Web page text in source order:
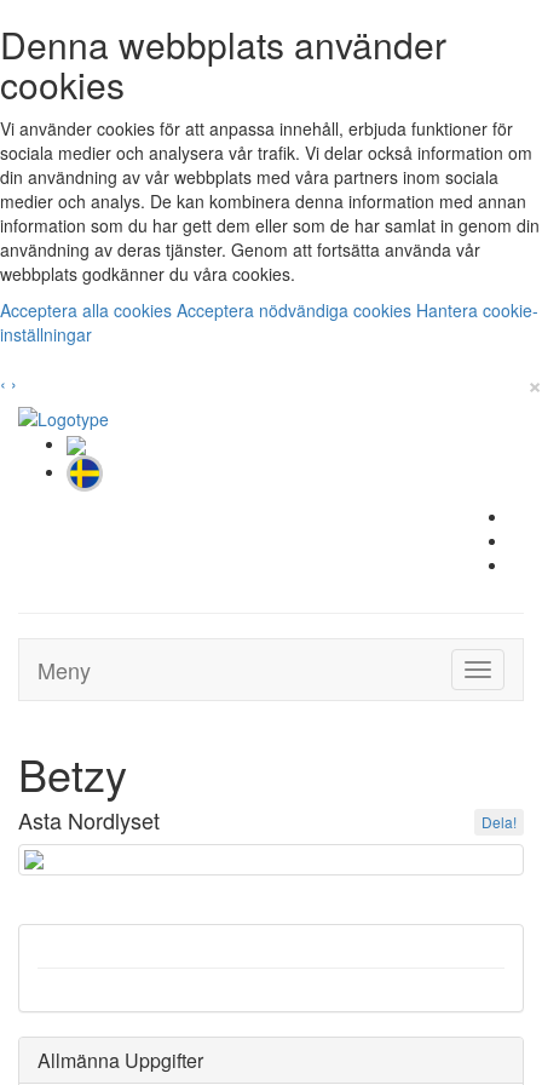
Denna webbplats använder
cookies
Vi använder cookies för att anpassa innehåll, erbjuda funktioner för
sociala medier och analysera vår trafik. Vi delar också information om
din användning av vår webbplats med våra partners inom sociala
medier och analys. De kan kombinera denna information med annan
information som du har gett dem eller som de har samlat in genom din
användning av deras tjänster. Genom att fortsätta använda vår
webbplats godkänner du våra cookies.
Acceptera alla cookies Acceptera nödvändiga cookies Hantera cookie-
inställningar
‹ › ×
Toggle
Meny
Betzy
Asta Nordlyset Dela!
Allmänna Uppgifter